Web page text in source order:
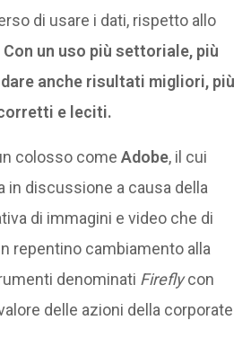
di usare i dati, rispetto allo
un uso più settoriale, più
anche risultati migliori, più
e leciti.
colosso comeAdobe, il cui
in discussione a causa della
di immagini e video che di
repentino cambiamento alla
denominati Fireflycon
delle azioni della corporate